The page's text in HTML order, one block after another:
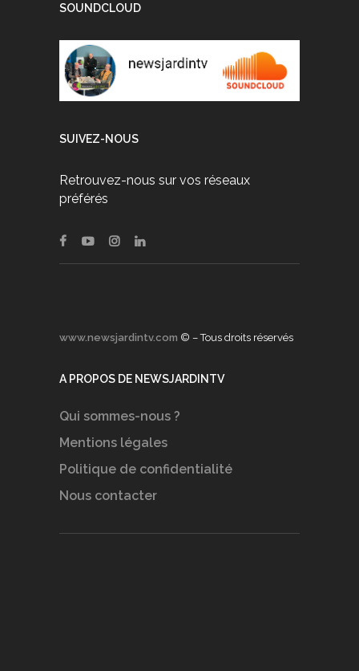
SOUNDCLOUD
SUIVEZ-NOUS
Retrouvez-nous sur vos réseaux
préférés
www.newsjardintv.com © – Tous droits réservés
A PROPOS DE NEWSJARDINTV
Qui sommes-nous ?
Mentions légales
Politique de confidentialité
Nous contacter